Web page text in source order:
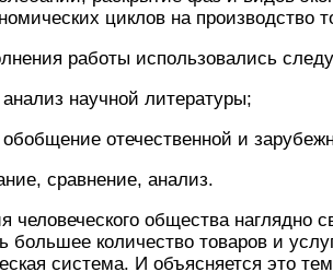
циклов на производство
работы использовались
научной литературы;
отечественной и
сравнение, анализ.
человеческого общества наглядно
большее количество товаров и
система. И объясняется это